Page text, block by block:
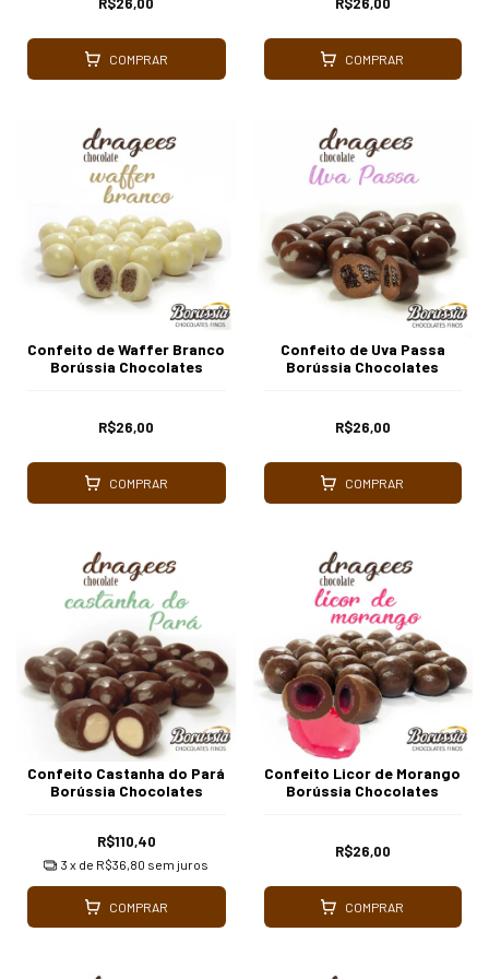
R$26,00
COMPRAR
R$26,00
COMPRAR
Confeito de Waffer Branco
Borússia Chocolates
R$26,00
COMPRAR
Confeito de Uva Passa
Borússia Chocolates
R$26,00
COMPRAR
Confeito Castanha do Pará
Borússia Chocolates
R$110,40
3 x de R$36,80 sem juros
COMPRAR
Confeito Licor de Morango
Borússia Chocolates
R$26,00
COMPRAR